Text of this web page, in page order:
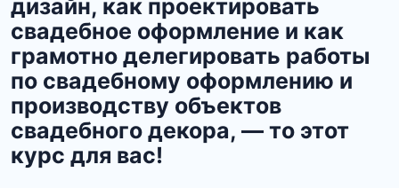
дизайн, как проектировать
свадебное оформление и как
грамотно делегировать работы
по свадебному оформлению и
производству объектов
свадебного декора, — то этот
курс для вас!